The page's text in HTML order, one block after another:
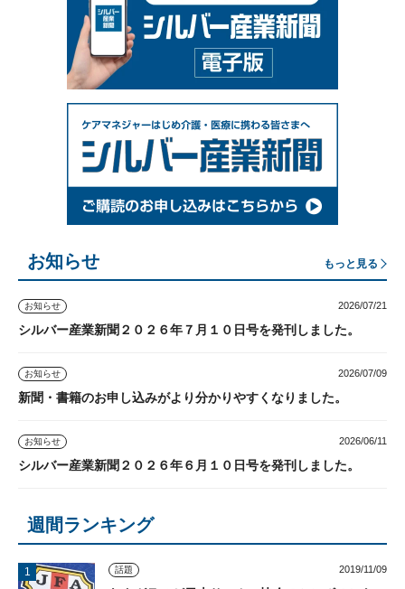
お知らせ もっと見る
お知らせ 2026/07/21
シルバー産業新聞２０２６年７月１０日号を発刊しました。
お知らせ 2026/07/09
新聞・書籍のお申し込みがより分かりやすくなりました。
お知らせ 2026/06/11
シルバー産業新聞２０２６年６月１０日号を発刊しました。
週間ランキング
話題 2019/11/09